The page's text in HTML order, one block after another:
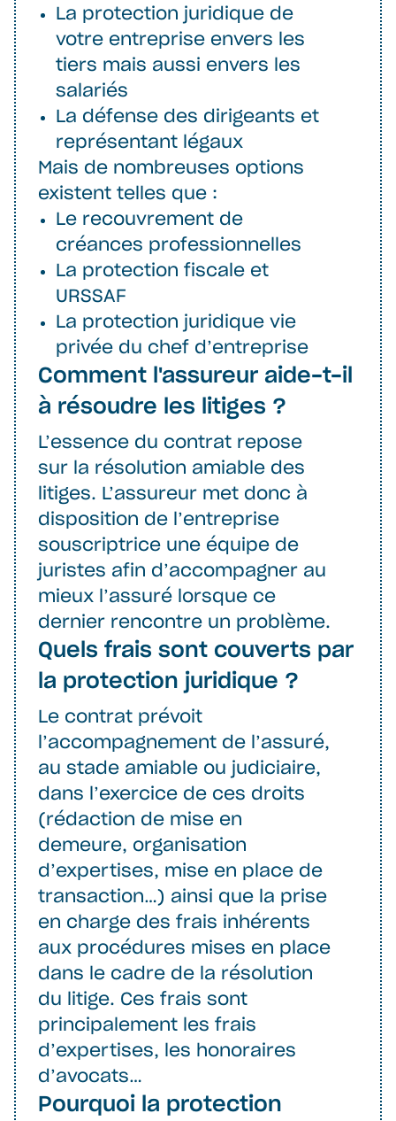
La protection juridique de
votre entreprise envers les
tiers mais aussi envers les
salariés
La défense des dirigeants et
représentant légaux
Mais de nombreuses options
existent telles que :
Le recouvrement de
créances professionnelles
La protection fiscale et
URSSAF
La protection juridique vie
privée du chef d’entreprise
Comment l'assureur aide-t-il
à résoudre les litiges ?
L’essence du contrat repose
sur la résolution amiable des
litiges. L’assureur met donc à
disposition de l’entreprise
souscriptrice une équipe de
juristes afin d’accompagner au
mieux l’assuré lorsque ce
dernier rencontre un problème.
Quels frais sont couverts par
la protection juridique ?
Le contrat prévoit
l’accompagnement de l’assuré,
au stade amiable ou judiciaire,
dans l’exercice de ces droits
(rédaction de mise en
demeure, organisation
d’expertises, mise en place de
transaction…) ainsi que la prise
en charge des frais inhérents
aux procédures mises en place
dans le cadre de la résolution
du litige. Ces frais sont
principalement les frais
d’expertises, les honoraires
d’avocats…
Pourquoi la protection